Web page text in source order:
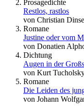
Prosagedichte
Restlos, rastlos
von Christian Dinse
Romane
Justine oder vom
von Donatien
Dichtung
Augen in der
von Kurt
Romane
Die Leiden des
von Johann